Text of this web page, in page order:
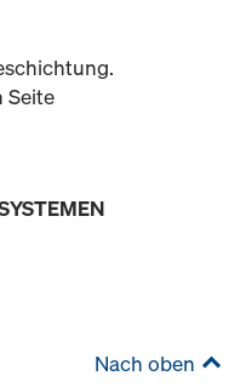
Seite
Nach oben